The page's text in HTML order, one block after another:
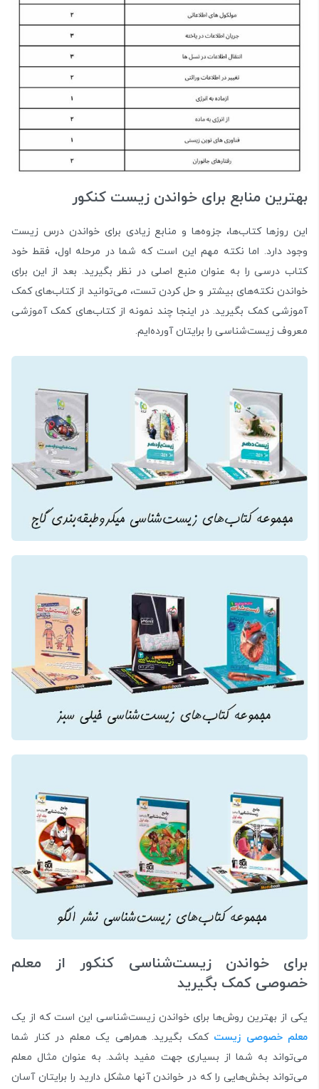
بهترین منابع برای خواندن زیست کنکور
این روزها کتاب‌ها، جزوه‌ها و منابع زیادی برای خواندن درس زیست
وجود دارد. اما نکته مهم این است که شما در مرحله اول، فقط خود
کتاب درسی را به عنوان منبع اصلی در نظر بگیرید. بعد از این برای
خواندن نکته‌های بیشتر و حل کردن تست، می‌توانید از کتاب‌های کمک
آموزشی کمک بگیرید. در اینجا چند نمونه از کتاب‌های کمک آموزشی
معروف زیست‌شناسی را برایتان آورده‌ایم.
برای خواندن زیست‌شناسی کنکور از معلم
خصوصی کمک بگیرید
یکی از بهترین روش‌ها برای خواندن زیست‌شناسی این است که از یک
معلم خصوصی زیست کمک بگیرید. همراهی یک معلم در کنار شما
می‌تواند به شما از بسیاری جهت مفید باشد. به عنوان مثال معلم
می‌تواند بخش‌هایی را که در خواندن آنها مشکل دارید را برایتان آسان